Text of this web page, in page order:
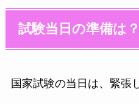
試験当日の準備は？
国家試験の当日は、緊張